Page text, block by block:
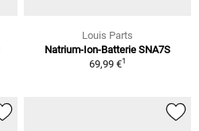
Louis Parts
Natrium-Ion-Batterie SNA7S
69,99 €1